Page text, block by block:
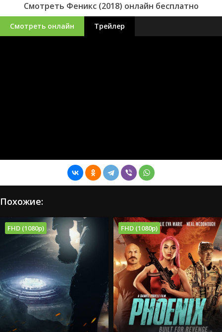
Смотреть Феникс (2018) онлайн бесплатно
Смотреть онлайн Трейлер
Похожие:
FHD (1080p) FHD (1080p)